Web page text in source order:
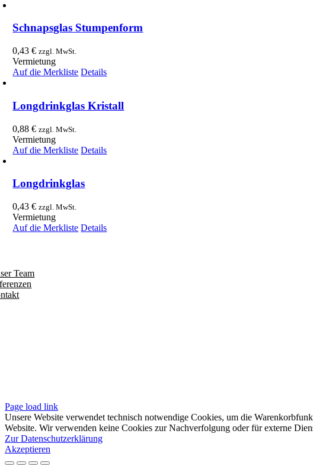
Schnapsglas Stumpenform
0,43€ zzgl. MwSt.
Vermietung
Auf die Merkliste Details
Longdrinkglas Kristall
0,88€ zzgl. MwSt.
Vermietung
Auf die Merkliste Details
Longdrinkglas
0,43€ zzgl. MwSt.
Vermietung
Auf die Merkliste Details
Team
Page load link
Unsere Website verwendet technisch notwendige Cookies, um die
Website. Wir verwenden keine Cookies zur Nachverfolgung oder für externe
Zur Datenschutzerklärung
Akzeptieren